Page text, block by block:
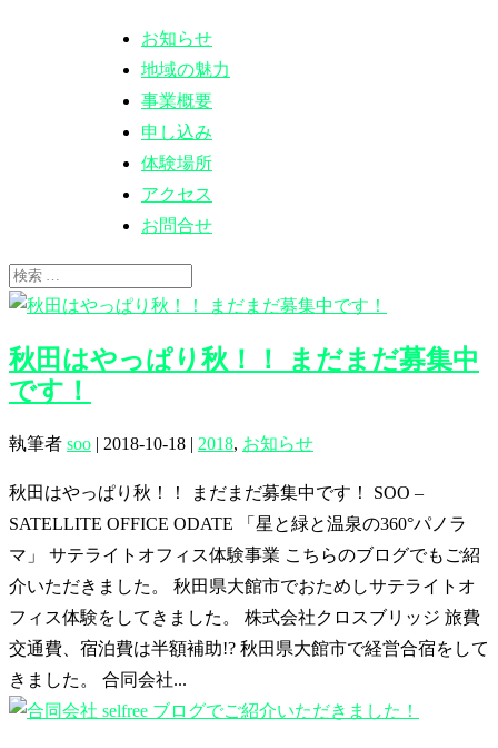
お知らせ
地域の魅力
事業概要
申し込み
体験場所
アクセス
お問合せ
秋田はやっぱり秋！！ まだまだ募集中
です！
執筆者 soo | 2018-10-18 | 2018, お知らせ
秋田はやっぱり秋！！ まだまだ募集中です！ SOO –
SATELLITE OFFICE ODATE 「星と緑と温泉の360°パノラ
マ」 サテライトオフィス体験事業 こちらのブログでもご紹
介いただきました。 秋田県大館市でおためしサテライトオ
フィス体験をしてきました。 株式会社クロスブリッジ 旅費
交通費、宿泊費は半額補助!? 秋田県大館市で経営合宿をして
きました。 合同会社...